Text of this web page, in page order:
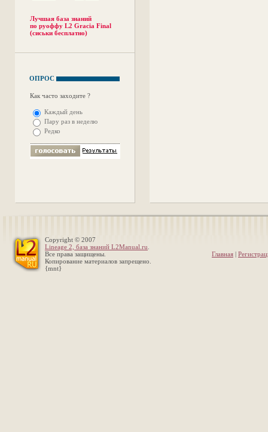
Лучшая база знаний
по руоффу L2 Gracia Final
(сиськи бесплатно)
ОПРОС
Как часто заходите ?
Каждый день
Пару раз в неделю
Редко
Copyright © 2007
Lineage 2, база знаний L2Manual.ru
Все права защищены.
Копирование материалов запрещено.
{mnt}
Главная |